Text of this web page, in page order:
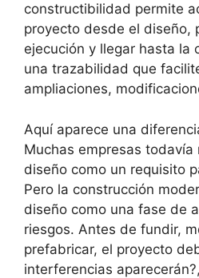
constructibilidad permite
proyecto desde el diseño,
ejecución y llegar hasta la
una trazabilidad que
ampliaciones,
Aquí aparece una
Muchas empresas todavía
diseño como un requisito
Pero la construcción
diseño como una fase de
riesgos. Antes de fundir,
prefabricar, el proyecto
interferencias